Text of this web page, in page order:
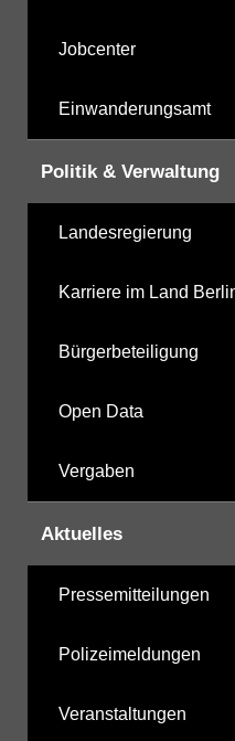
Jobcenter
Einwanderungsamt
Politik & Verwaltung
Landesregierung
Karriere im Land
Bürgerbeteiligung
Open Data
Vergaben
Aktuelles
Pressemitteilungen
Polizeimeldungen
Veranstaltungen